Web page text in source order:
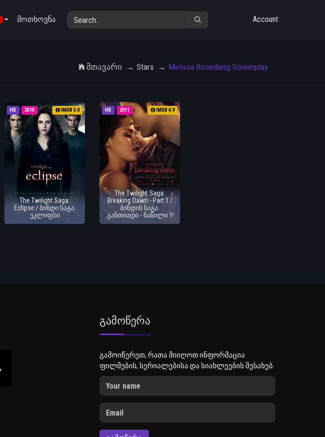
მოთხოვნა Account
Მთავარი Stars Melissa Rosenberg Screenplay
HD 2010 IMDB 5.0
The Twilight Saga:
Eclipse / ბინდი საგა:
ეკლიფსი
HD 2011 IMDB 4.9
The Twilight Saga:
Breaking Dawn - Part 1 /
ბინდის საგა:
განთიადი - ნაწილი 1
Გამოწერა
გამოიწერეთ, რათა მიიღოთ ინფორმაცია
ფილმების, სერიალებისა და სიახლეების შესახებ.